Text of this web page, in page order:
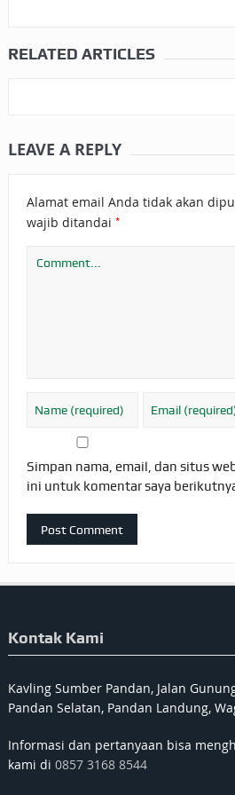
RELATED ARTICLES
LEAVE A REPLY
Alamat email Anda tidak akan
wajib ditandai *
Simpan nama, email, dan situs
ini untuk komentar saya
Kontak Kami
Kavling Sumber Pandan, Jalan
Pandan Selatan, Pandan Landung,
Informasi dan pertanyaan bisa
kami di 0857 3168 8544